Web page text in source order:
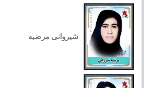
شیروانی مرضیه